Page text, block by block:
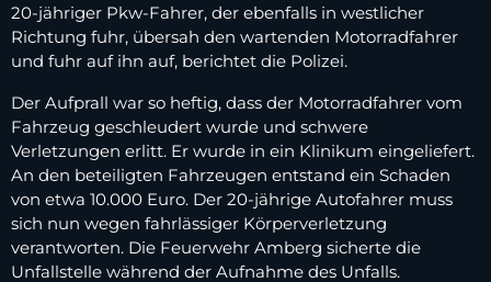
20-jähriger Pkw-Fahrer, der ebenfalls in westlicher
Richtung fuhr, übersah den wartenden Motorradfahrer
und fuhr auf ihn auf, berichtet die Polizei.
Der Aufprall war so heftig, dass der Motorradfahrer vom
Fahrzeug geschleudert wurde und schwere
Verletzungen erlitt. Er wurde in ein Klinikum eingeliefert.
An den beteiligten Fahrzeugen entstand ein Schaden
von etwa 10.000 Euro. Der 20-jährige Autofahrer muss
sich nun wegen fahrlässiger Körperverletzung
verantworten. Die Feuerwehr Amberg sicherte die
Unfallstelle während der Aufnahme des Unfalls.